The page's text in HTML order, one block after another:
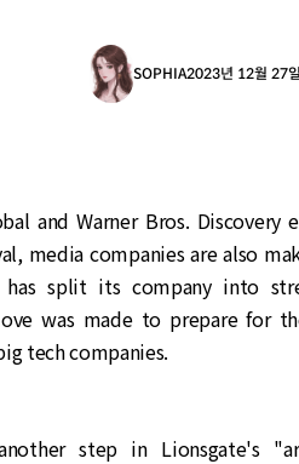
SOPHIA2023년 12월 27일
and Warner Bros.
media companies are also
split its company into
was made to prepare for
tech companies.
step in Lionsgate's